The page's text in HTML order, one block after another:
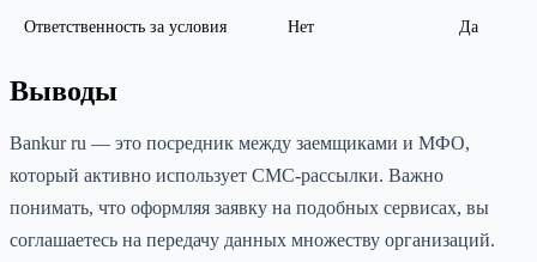
Ответственность за условия Нет Да
Выводы
Bankur ru — это посредник между заемщиками и МФО,
который активно использует СМС-рассылки. Важно
понимать, что оформляя заявку на подобных сервисах, вы
соглашаетесь на передачу данных множеству организаций.